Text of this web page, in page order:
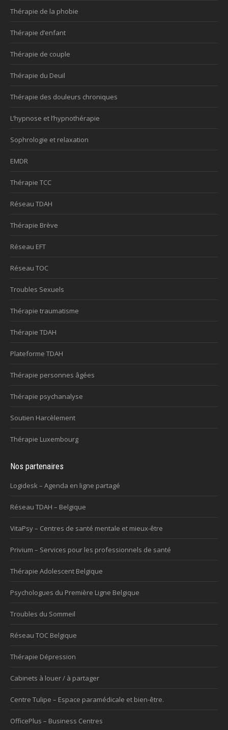
Thérapie de la phobie
Thérapie d’enfant
Thérapie de couple
Thérapie du Deuil
Thérapie des douleurs chroniques
L’hypnose et l’hypnothérapie
Sophrologie et relaxation
EMDR
Thérapie TCC
Réseau TDAH
Thérapie Brève
Réseau EFT
Réseau TOC
Troubles Sexuels
Thérapie traumatisme
Thérapie TDAH
Plateforme TDAH
Thérapie personnes âgées
Thérapie psychanalyse
Soutien Harcèlement
Thérapie Luxembourg
Nos partenaires
Logidesk – Agenda en ligne partagé
Réseau TDAH – Belgique
VitaPsy – Centres de santé mentale et mieux-être
Privium – Services pour les professionnels de santé
Thérapie Adolescent Belgique
Psychologues du Première Ligne Belgique
Troubles du Sommeil
Réseau TOC Belgique
Thérapie Dépression
Cabinets à louer / à partager
Centre Tulipe – Espace paramédicale et bien-être.
OfficePlus – Business Centres